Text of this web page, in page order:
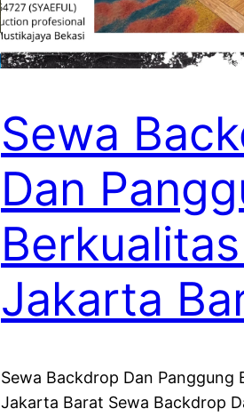
Sewa
Dan
Jakarta
Sewa Backdrop Dan Panggung
Jakarta Barat Sewa Backdrop